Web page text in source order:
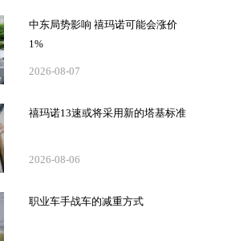
中东局势影响 禧玛诺可能会涨价
1%
2026-08-07
禧玛诺13速或将采用新的塔基标准
2026-08-06
职业车手战车的减重方式